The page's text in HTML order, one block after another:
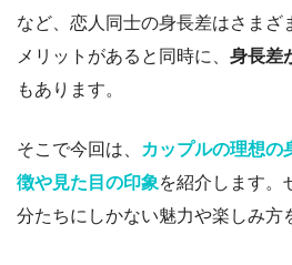
など、恋人同士の身長差はさまざ
メリットがあると同時に、 身長差
もあります。
そこで今回は、
カップルの理想の
徴や見た目の印象を紹介します。
分たちにしかない魅力や楽しみ方